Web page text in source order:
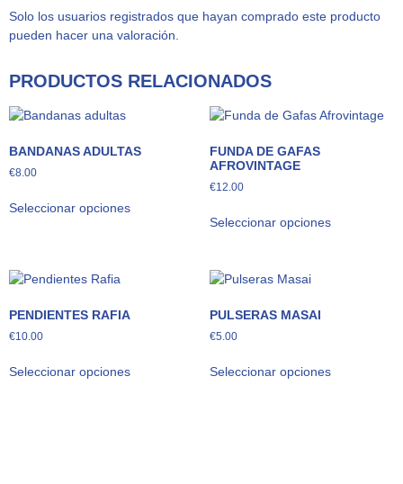
Solo los usuarios registrados que hayan comprado este producto
pueden hacer una valoración.
PRODUCTOS RELACIONADOS
BANDANAS ADULTAS
€8.00
Seleccionar opciones
FUNDA DE GAFAS
AFROVINTAGE
€12.00
Seleccionar opciones
PENDIENTES RAFIA
€10.00
Seleccionar opciones
PULSERAS MASAI
€5.00
Seleccionar opciones